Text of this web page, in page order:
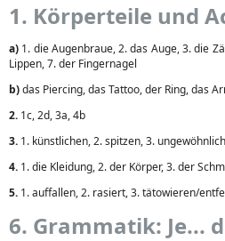
1. Körperteile und
a) 1. die Augenbraue, 2. das Auge, 3. die
Lippen, 7. der Fingernagel
b)das Piercing, das Tattoo, der Ring, das
2. 1c, 2d, 3a, 4b
3. 1. künstlichen, 2. spitzen, 3.
4. 1. die Kleidung, 2. der Körper, 3. der
5. 1. auffallen, 2. rasiert, 3. tätowieren/
6. Grammatik: Je...